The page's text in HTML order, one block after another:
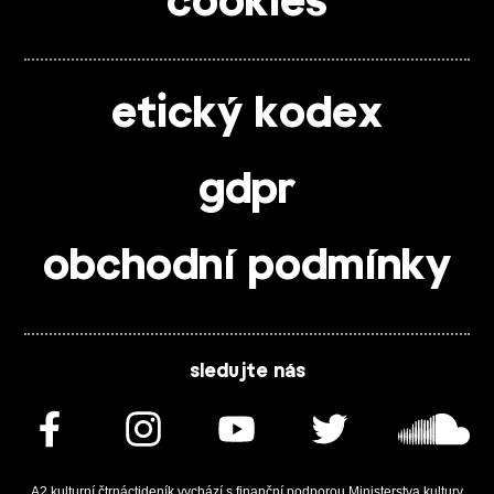
etický kodex
gdpr
obchodní podmínky
sledujte nás